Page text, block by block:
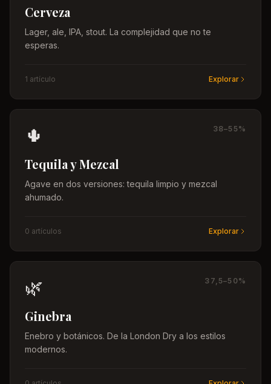
Cerveza
Lager, ale, IPA, stout. La complejidad que no te
esperas.
1 artículo Explorar
🌵 38–55%
Tequila y Mezcal
Agave en dos versiones: tequila limpio y mezcal
ahumado.
0 artículos Explorar
🌿 37,5–50%
Ginebra
Enebro y botánicos. De la London Dry a los estilos
modernos.